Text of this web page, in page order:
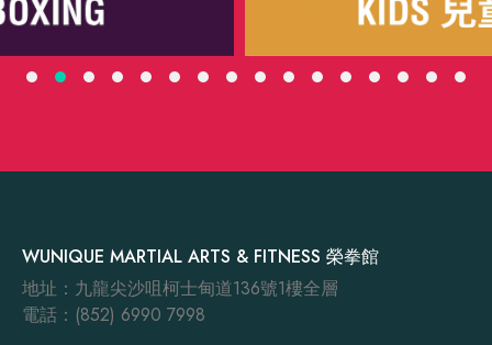
WUNIQUE MARTIAL ARTS & FITNESS 榮拳館
地址：九龍尖沙咀柯士甸道136號1樓全層
電話：(852) 6990 7998